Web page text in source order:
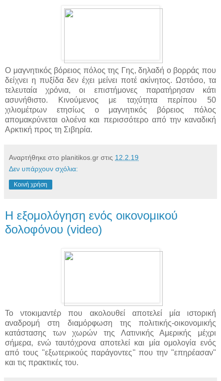
Ο μαγνητικός βόρειος πόλος της Γης, δηλαδή ο βορράς που
δείχνει η πυξίδα δεν έχει μείνει ποτέ ακίνητος. Ωστόσο, τα
τελευταία χρόνια, οι επιστήμονες παρατήρησαν κάτι
ασυνήθιστο. Κινούμενος με ταχύτητα περίπου 50
χιλιομέτρων ετησίως ο μαγνητικός βόρειος πόλος
απομακρύνεται ολοένα και περισσότερο από την καναδική
Αρκτική προς τη Σιβηρία.
Αναρτήθηκε στο planitikos.gr στις 12.2.19
Δεν υπάρχουν σχόλια:
Κοινή χρήση
Η εξομολόγηση ενός οικονομικού
δολοφόνου (video)
Το ντοκιμαντέρ που ακολουθεί αποτελεί μία ιστορική
αναδρομή στη διαμόρφωση της πολιτικής-οικονομικής
κατάστασης των χωρών της Λατινικής Αμερικής μέχρι
σήμερα, ενώ ταυτόχρονα αποτελεί και μία ομολογία ενός
από τους "εξωτερικούς παράγοντες" που την "επηρέασαν"
και τις πρακτικές του.